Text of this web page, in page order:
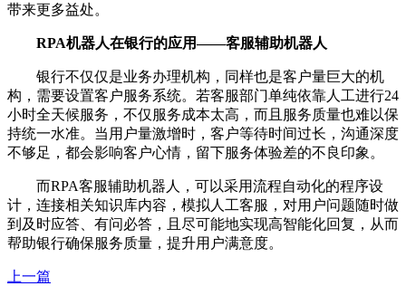
带来更多益处。
RPA机器人在银行的应用——客服辅助机器人
银行不仅仅是业务办理机构，同样也是客户量巨大的机
构，需要设置客户服务系统。若客服部门单纯依靠人工进行24
小时全天候服务，不仅服务成本太高，而且服务质量也难以保
持统一水准。当用户量激增时，客户等待时间过长，沟通深度
不够足，都会影响客户心情，留下服务体验差的不良印象。
而RPA客服辅助机器人，可以采用流程自动化的程序设
计，连接相关知识库内容，模拟人工客服，对用户问题随时做
到及时应答、有问必答，且尽可能地实现高智能化回复，从而
帮助银行确保服务质量，提升用户满意度。
上一篇